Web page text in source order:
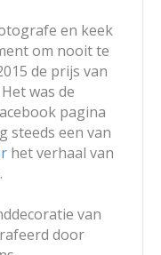
en keek
om nooit te
de prijs van
was de
pagina
steeds een van
het verhaal van
van
door